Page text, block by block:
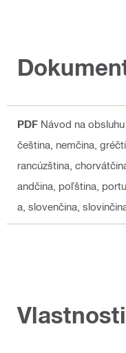
PDF Návod na
čeština, nemčina,
rancúzština,
andčina, poľština,
a, slovenčina,